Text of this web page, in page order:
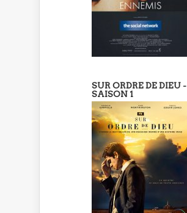
SUR ORDRE DE DIEU -
SAISON 1